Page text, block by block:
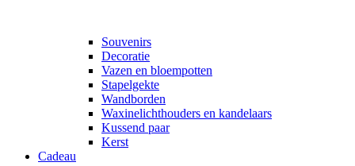
Souvenirs
Decoratie
Vazen en bloempotten
Stapelgekte
Wandborden
Waxinelichthouders en kandelaars
Kussend paar
Kerst
Cadeau